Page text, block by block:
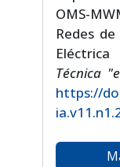
OMS-
Redes
Técnica
https://